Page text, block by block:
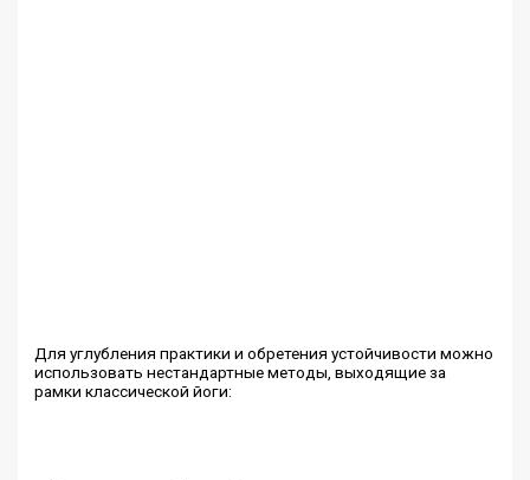
Для углубления практики и обретения устойчивости можно
использовать нестандартные методы, выходящие за
рамки классической йоги: